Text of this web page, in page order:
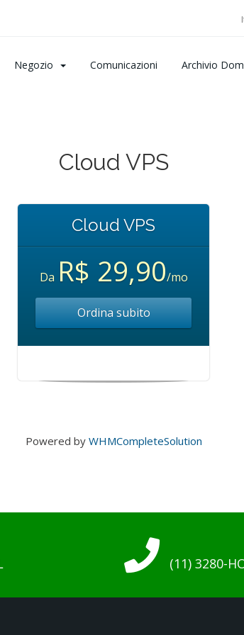
Negozio Comunicazioni Archivio
Cloud VPS
Cloud VPS
Da R$ 29,90/mo
Ordina subito
Powered by WHMCompleteSolution
(11) 3280-